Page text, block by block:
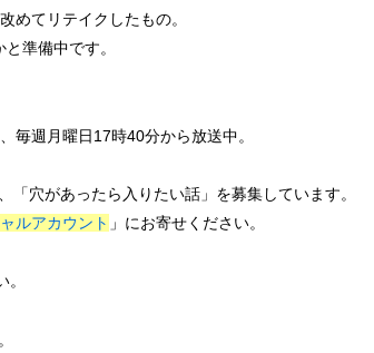
めてリテイクしたもの。
準備中です。
、毎週月曜日17時40分から放送中。
穴があったら入りたい話」を募集しています。
ルアカウント 」にお寄せください。